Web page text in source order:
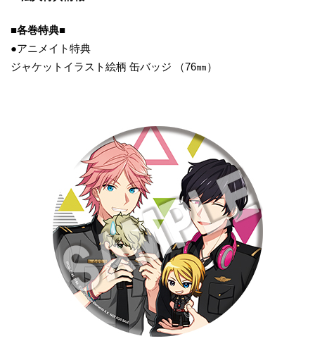
■各巻特典■
●アニメイト特典
ジャケットイラスト絵柄 缶バッジ （76㎜）